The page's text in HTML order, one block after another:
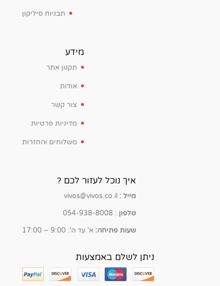
תבניות סיליקון
מידע
תקנון אתר
אודות
צור קשר
מדיניות פרטיות
משלוחים והחזרות
איך נוכל לעזור לכם ?
מייל :
טלפון : 054-938-8008
שעות פתיחה:א' עד ה': 9:00 – 17:00
ניתן לשלם באמצעות